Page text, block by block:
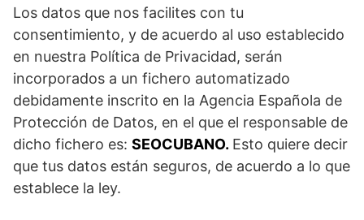
Los datos que nos facilites con tu
consentimiento, y de acuerdo al uso establecido
en nuestra Política de Privacidad, serán
incorporados a un fichero automatizado
debidamente inscrito en la Agencia Española de
Protección de Datos, en el que el responsable de
dicho fichero es: SEOCUBANO. Esto quiere decir
que tus datos están seguros, de acuerdo a lo que
establece la ley.